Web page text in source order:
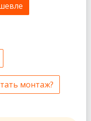
монтаж?